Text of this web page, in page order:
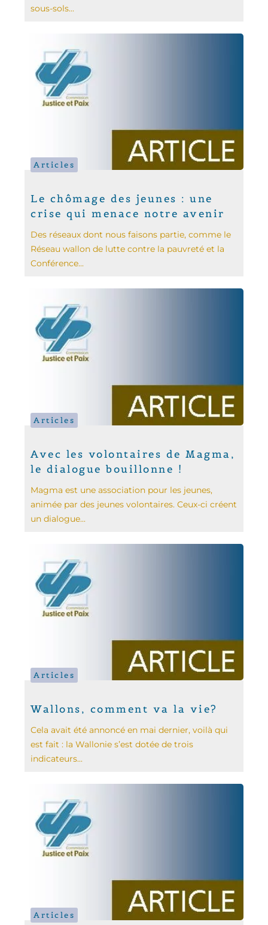
sous-sols...
Articles
Le chômage des jeunes : une
crise qui menace notre avenir
Des réseaux dont nous faisons partie, comme le
Réseau wallon de lutte contre la pauvreté et la
Conférence...
Articles
Avec les volontaires de Magma,
le dialogue bouillonne !
Magma est une association pour les jeunes,
animée par des jeunes volontaires. Ceux-ci créent
un dialogue...
Articles
Wallons, comment va la vie?
Cela avait été annoncé en mai dernier, voilà qui
est fait : la Wallonie s’est dotée de trois
indicateurs...
Articles